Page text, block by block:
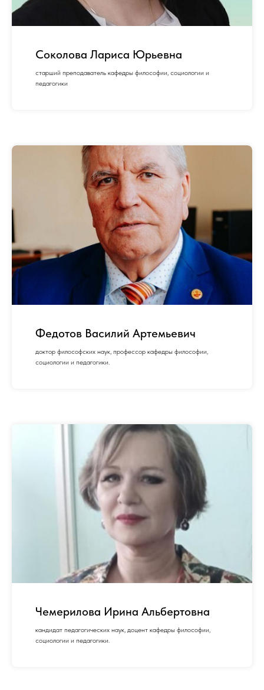
Соколова Лариса Юрьевна
старший преподаватель кафедры философии, социологии и
педагогики
Федотов Василий Артемьевич
доктор философских наук, профессор кафедры философии,
социологии и педагогики.
Чемерилова Ирина Альбертовна
кандидат педагогических наук, доцент кафедры философии,
социологии и педагогики.